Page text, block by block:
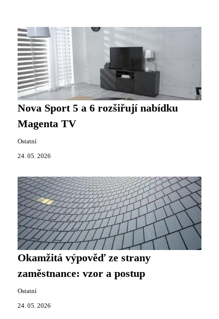
Nova Sport 5 a 6 rozšiřují nabídku
Magenta TV
Ostatní
24. 05. 2026
Okamžitá výpověď ze strany
zaměstnance: vzor a postup
Ostatní
24. 05. 2026